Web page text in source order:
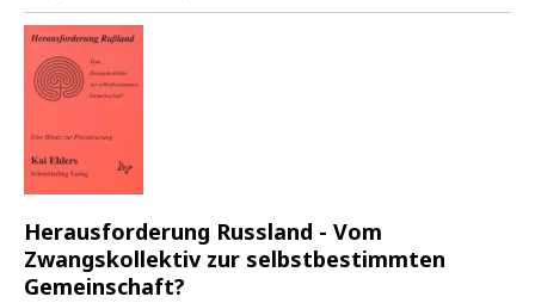
Herausforderung Russland - Vom
Zwangskollektiv zur selbstbestimmten
Gemeinschaft?